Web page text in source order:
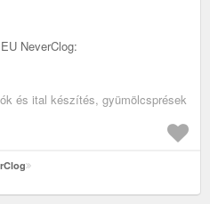
NeverClog:
és ital készítés, gyümölcsprések